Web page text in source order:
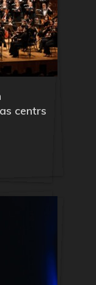
centrs